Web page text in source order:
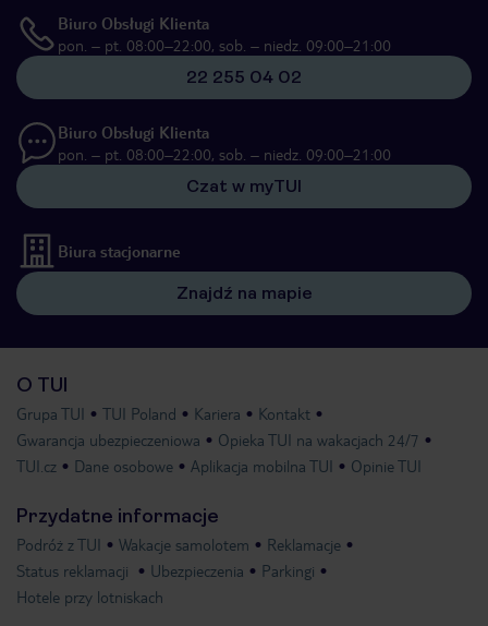
Biuro Obsługi Klienta
pon. – pt. 08:00–22:00, sob. – niedz. 09:00–21:00
22 255 04 02
Biuro Obsługi Klienta
pon. – pt. 08:00–22:00, sob. – niedz. 09:00–21:00
Czat w myTUI
Biura stacjonarne
Znajdź na mapie
O TUI
Grupa TUI TUI Poland Kariera
Kontakt
Gwarancja ubezpieczeniowa
Opieka TUI na wakacjach 24/7
TUI.cz
Dane osobowe Aplikacja mobilna TUI Opinie TUI
Przydatne informacje
Podróż z TUI Wakacje samolotem
Reklamacje
Status reklamacji
Ubezpieczenia
Parkingi
Hotele przy lotniskach